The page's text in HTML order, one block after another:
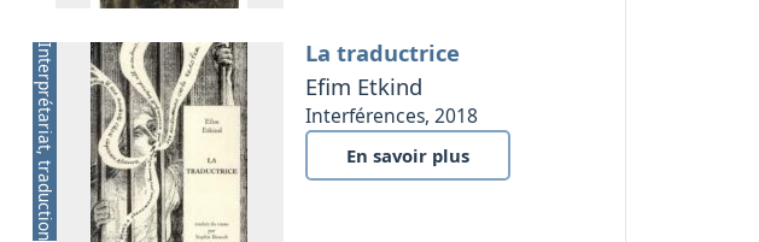
Interprétariat, traduction
La traductrice
Efim Etkind
Interférences, 2018
En savoir plus